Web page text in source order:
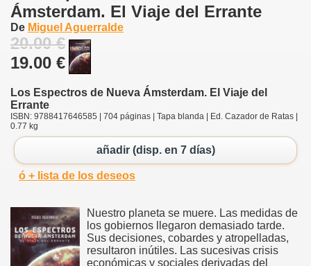
Ámsterdam. El Viaje del Errante
De Miguel Aguerralde
20.00 €
19.00 €
Los Espectros de Nueva Ámsterdam. El Viaje del
Errante
ISBN: 9788417646585 | 704 páginas | Tapa blanda | Ed. Cazador de Ratas |
0.77 kg
añadir (disp. en 7 días)
ó + lista de los deseos
Nuestro planeta se muere. Las medidas de
los gobiernos llegaron demasiado tarde.
Sus decisiones, cobardes y atropelladas,
resultaron inútiles. Las sucesivas crisis
económicas y sociales derivadas del